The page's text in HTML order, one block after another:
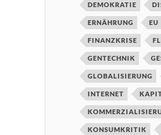
DEMOKRATIE
ERNÄHRUNG EU
FINANZKRISE
GENTECHNIK
GLOBALISIERUNG
INTERNET
KONSUMKRITIK